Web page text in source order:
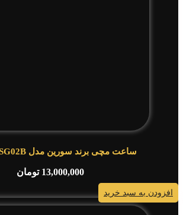
ساعت مچی برند سورین مدل G1227B-SG02B
13,000,000 تومان
افزودن به سبد خرید